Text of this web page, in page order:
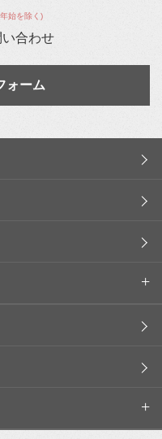
始を除く)
合わせ
ォーム